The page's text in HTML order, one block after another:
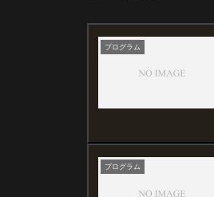
プログラム
プログラム